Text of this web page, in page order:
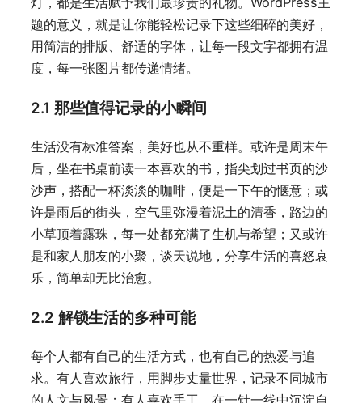
题的意义，就是让你能轻松记录下这些细碎的美好，
用简洁的排版、舒适的字体，让每一段文字都拥有温
度，每一张图片都传递情绪。
2.1 那些值得记录的小瞬间
生活没有标准答案，美好也从不重样。或许是周末午
后，坐在书桌前读一本喜欢的书，指尖划过书页的沙
沙声，搭配一杯淡淡的咖啡，便是一下午的惬意；或
许是雨后的街头，空气里弥漫着泥土的清香，路边的
小草顶着露珠，每一处都充满了生机与希望；又或许
是和家人朋友的小聚，谈天说地，分享生活的喜怒哀
乐，简单却无比治愈。
2.2 解锁生活的多种可能
每个人都有自己的生活方式，也有自己的热爱与追
求。有人喜欢旅行，用脚步丈量世界，记录不同城市
的人文与风景；有人喜欢手工，在一针一线中沉淀自